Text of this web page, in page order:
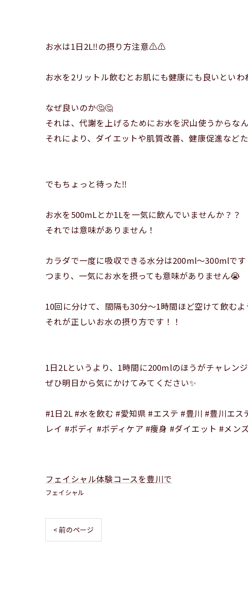
お水は1日2L‼️の摂り方注意⚠️⚠️
お水を2リットル飲むとお肌にも健康にも良いといわ
なぜ良いのか🤔🤔
それは、代謝を上げるためにお水を沢山使うからなん
それにより、ダイエットや肌質改善、健康促進など
でもちょっと待った‼️
お水を500mLとか1Lを一気に飲んでいませんか？？
それでは意味がありません！
カラダで一度に吸収できる水分は200ml〜300mlです
つまり、一気にお水を摂っても意味がありません😭
10回に分けて、間隔も30分〜1時間ほど空けて飲むよ
それが正しいお水の摂り方です！！
1日2Lというより、1時間に200mlのほうがチャレン
ぜひ明日から気にかけてみてください✨
#1日2L #水を飲む #愛知県 #エステ #豊川 #豊川エ
レイ #ボディ #ボディケア #痩身 #ダイエット #メン
フェイシャル体験コースを豊川で
フェイシャル
< 前のページ